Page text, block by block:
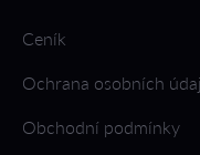
Ceník
Ochrana osobních
Obchodní podmínky